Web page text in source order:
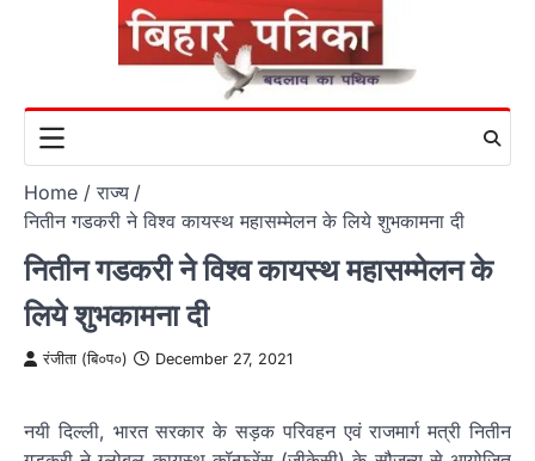
Home
राज्य
नितीन गडकरी ने विश्व कायस्थ महासम्मेलन के लिये शुभकामना दी
नितीन गडकरी ने विश्व कायस्थ महासम्मेलन के
लिये शुभकामना दी
रंजीता (बि०प०) December 27, 2021
नयी दिल्ली, भारत सरकार के सड़क परिवहन एवं राजमार्ग मत्री नितीन